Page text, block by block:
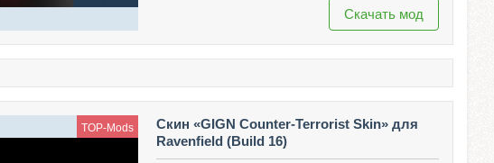
Скачать мод
TOP-Mods
Скин «GIGN Counter-Terrorist Skin» для
Ravenfield (Build 16)